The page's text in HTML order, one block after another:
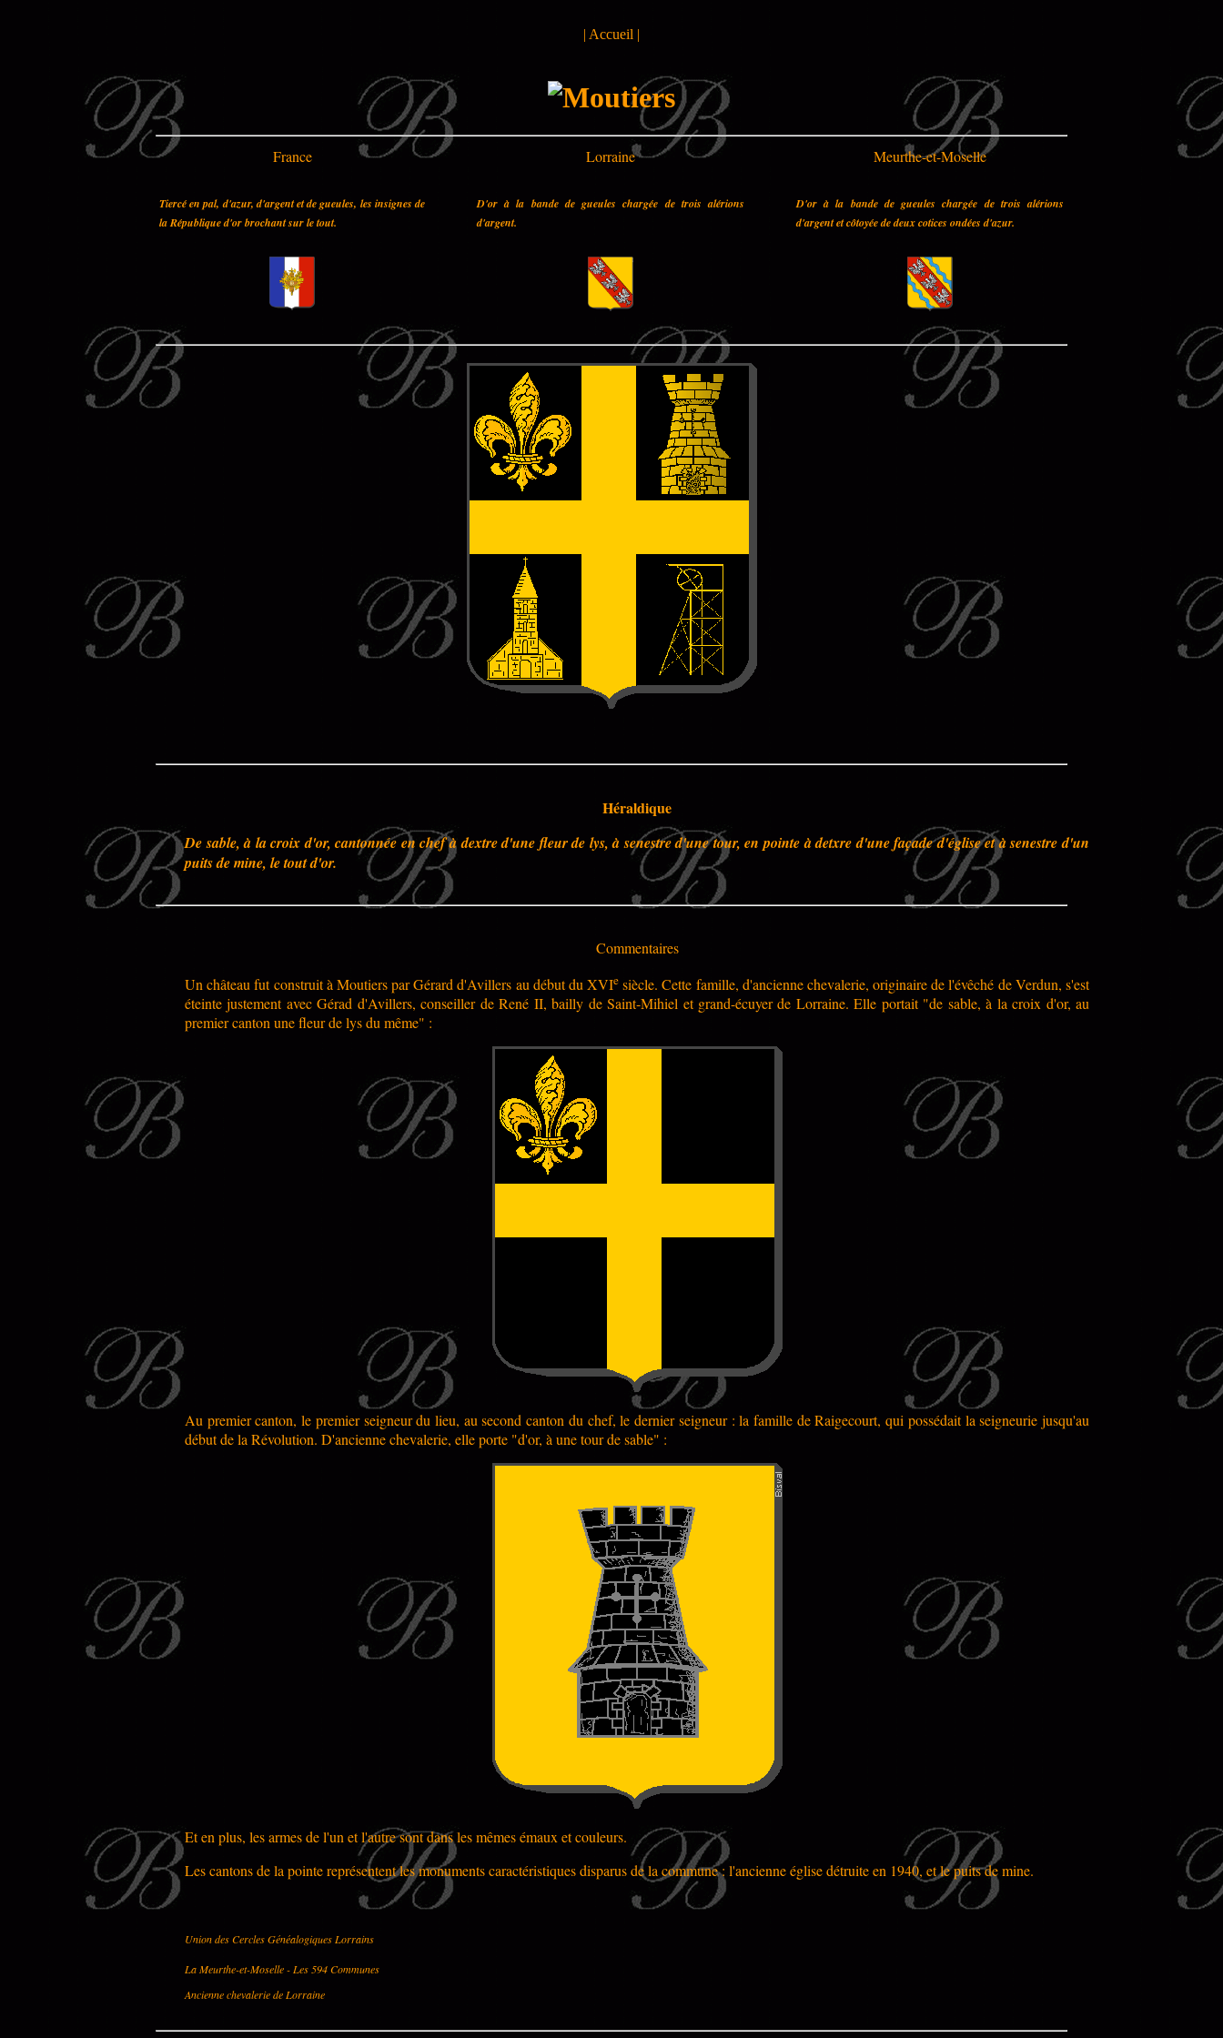
| Accueil |
France Lorraine Meurthe-et-Moselle
Tiercé en pal, d'azur, d'argent et de gueules, les insignes de
la République d'or brochant sur le tout.
D'or à la bande de gueules chargée de trois alérions
d'argent.
D'or à la bande de gueules chargée de trois alérions
d'argent et côtoyée de deux cotices ondées d'azur.
Héraldique
De sable, à la croix d'or, cantonnée en chef à dextre d'une fleur de lys, à senestre d'une tour, en pointe à detxre d'une façade d'église et à senestre d'un
puits de mine, le tout d'or.
Commentaires
Un château fut construit à Moutiers par Gérard d'Avillers au début du XVIe siècle. Cette famille, d'ancienne chevalerie, originaire de l'évêché de Verdun, s'est
éteinte justement avec Gérad d'Avillers, conseiller de René II, bailly de Saint-Mihiel et grand-écuyer de Lorraine. Elle portait "de sable, à la croix d'or, au
premier canton une fleur de lys du même" :
Au premier canton, le premier seigneur du lieu, au second canton du chef, le dernier seigneur : la famille de Raigecourt, qui possédait la seigneurie jusqu'au
début de la Révolution. D'ancienne chevalerie, elle porte "d'or, à une tour de sable" :
Et en plus, les armes de l'un et l'autre sont dans les mêmes émaux et couleurs.
Les cantons de la pointe représentent les monuments caractéristiques disparus de la commune : l'ancienne église détruite en 1940, et le puits de mine.
Union des Cercles Généalogiques Lorrains
La Meurthe-et-Moselle - Les 594 Communes
Ancienne chevalerie de Lorraine